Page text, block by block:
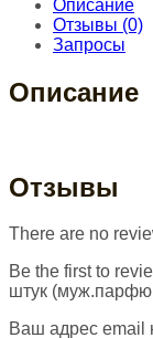
Описание
Отзывы (0)
Запросы
Описание
Отзывы
There are no
Be the first to
штук
Ваш адрес email